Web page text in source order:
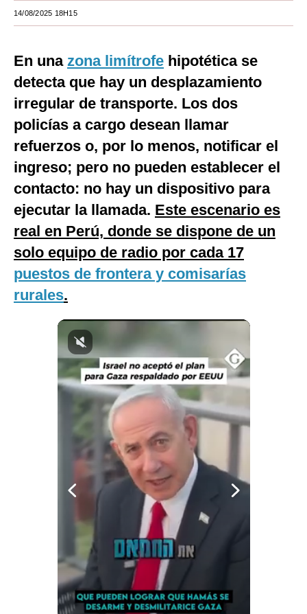
Tecnología
Club del Suscriptor
Mix
G de Gestión
Notas Contratadas
Podcast
Gestión TV
Videos
Fotogalerías
gestion.pe
14/08/2025 18H15
En una zona limítrofe hipotética se
detecta que hay un desplazamiento
irregular de transporte. Los dos
policías a cargo desean llamar
refuerzos o, por lo menos, notificar el
ingreso; pero no pueden establecer el
contacto: no hay un dispositivo para
ejecutar la llamada. Este escenario es
real en Perú, donde se dispone de un
solo equipo de radio por cada 17
puestos de frontera y comisarías
rurales.